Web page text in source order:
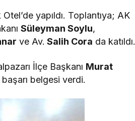
yapıldı. Toplantıya; AK
Süleyman Soylu,
ve Av. Salih Cora da katıldı.
İlçe Başkanı Murat
başarı belgesi verdi.